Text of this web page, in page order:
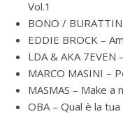
Vol.1
BONO /
EDDIE BROCK –
LDA & AKA
MARCO MASINI –
MASMAS – Make a
OBA – Qual è la